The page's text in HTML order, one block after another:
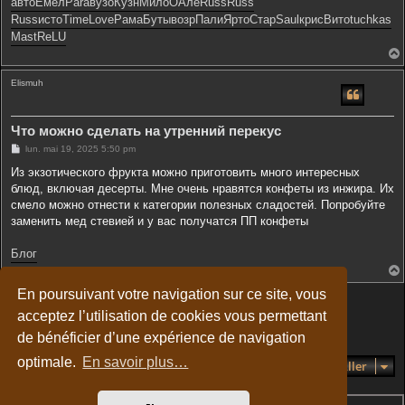
En poursuivant votre navigation sur ce site, vous
acceptez l’utilisation de cookies vous permettant
de bénéficier d’une expérience de navigation
optimale. En savoir plus…
RussистоTimeLoveРамаБутывозрПалиЯртоСтарSaul крис Витоtuchkas
MastReLU
Elismuh
Что можно сделать на утренний перекус
M
s
a
g
lun. mai 19, 2025 5:50 pm
Из экзотического фрукта можно приготовить много интересных
блюд, включая десерты. Мне очень нравятся конфеты из инжира. Их
смело можно отнести к категории полезных сладостей. Попробуйте
заменить мед стевией и у вас получатся ПП конфеты
Блог
Répondre
1
Aller